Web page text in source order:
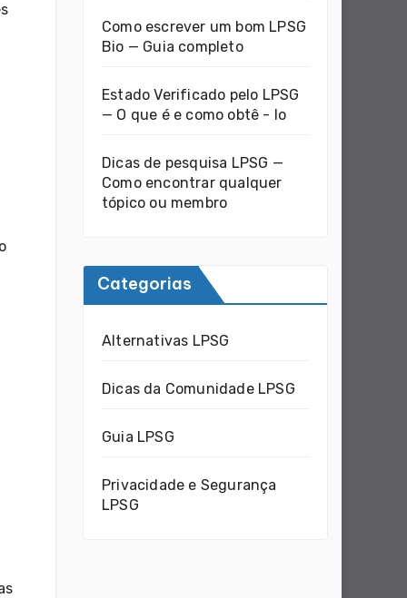
Como escrever um bom LPSG
Bio — Guia completo
Estado Verificado pelo LPSG
— O que é e como obtê - lo
Dicas de pesquisa LPSG —
Como encontrar qualquer
tópico ou membro
Categorias
Alternativas LPSG
Dicas da Comunidade LPSG
Guia LPSG
Privacidade e Segurança
LPSG